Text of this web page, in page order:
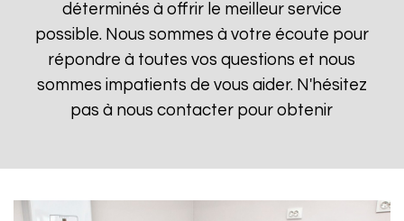
déterminés à offrir le meilleur service
possible. Nous sommes à votre écoute pour
répondre à toutes vos questions et nous
sommes impatients de vous aider. N'hésitez
pas à nous contacter pour obtenir